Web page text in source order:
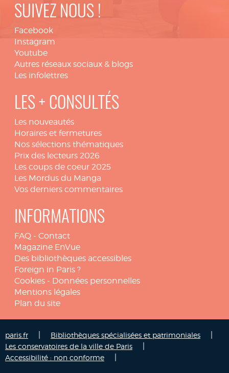
SUIVEZ NOUS !
Facebook
Instagram
Youtube
Autres réseaux sociaux & blogs
Les infolettres
LES + CONSULTÉS
Les nouveautés
Horaires et fermetures
Nos sélections thématiques
Prix des lecteurs 2026
Les coups de coeur 2025
Les Mordus du Manga
Vos derniers commentaires
INFORMATIONS
FAQ - Contact
Magazine EnVue
Des bibliothèques accessibles
Foreign in Paris ?
Cookies - Données personnelles
Mentions légales
Plan du site
paris.fr Bibliothèques spécialisées et patrimoniales
Les conservatoires de la ville de Paris
Accessibilité : non conforme